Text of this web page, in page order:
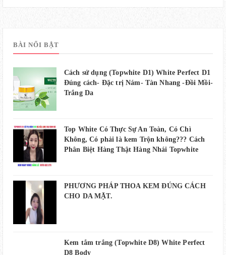
BÀI NỔI BẬT
Cách sử dụng (Topwhite D1) White Perfect D1
Đúng cách- Đặc trị Nám- Tàn Nhang -Đồi Mồi-
Trắng Da
Top White Có Thực Sự An Toàn, Có Chì
Không, Có phải là kem Trộn không??? Cách
Phân Biệt Hàng Thật Hàng Nhái Topwhite
PHƯƠNG PHÁP THOA KEM ĐÚNG CÁCH
CHO DA MẶT.
Kem tắm trắng (Topwhite D8) White Perfect
D8 Body